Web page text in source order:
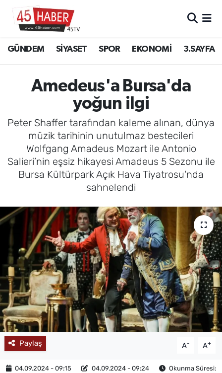
GÜNDEM SİYASET SPOR EKONOMİ 3.SAYFA
Amedeus'a Bursa'da
yoğun ilgi
Peter Shaffer tarafından kaleme alınan, dünya
müzik tarihinin unutulmaz bestecileri
Wolfgang Amadeus Mozart ile Antonio
Salieri’nin eşsiz hikayesi Amadeus 5 Sezonu ile
Bursa Kültürpark Açık Hava Tiyatrosu'nda
sahnelendi
Paylaş A- A+
04.09.2024 - 09:15 04.09.2024 - 09:24
Okunma Süresi:
SİYASET
SPOR
3.SAYFA
EĞİTİM
YAŞAM
MAGAZİN
Manisa Hava Durumu
Manisa Namaz Vakitleri
Manisa Trafik Yoğunluk Haritası
Süper Lig Puan Durumu ve Fikstür
Tüm Manşetler
Son Dakika Haberleri
Haber Arşivi